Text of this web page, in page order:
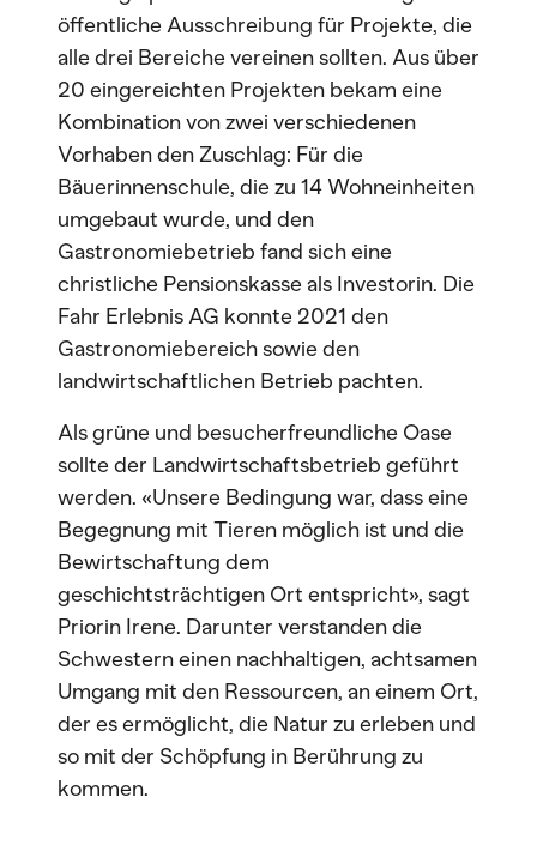
öffentliche Ausschreibung für Projekte, die
alle drei Bereiche vereinen sollten. Aus über
20 eingereichten Projekten bekam eine
Kombination von zwei verschiedenen
Vorhaben den Zuschlag: Für die
Bäuerinnenschule, die zu 14 Wohneinheiten
umgebaut wurde, und den
Gastronomiebetrieb fand sich eine
christliche Pensionskasse als Investorin. Die
Fahr Erlebnis AG konnte 2021 den
Gastronomiebereich sowie den
landwirtschaftlichen Betrieb pachten.
Als grüne und besucherfreundliche Oase
sollte der Landwirtschaftsbetrieb geführt
werden. «Unsere Bedingung war, dass eine
Begegnung mit Tieren möglich ist und die
Bewirtschaftung dem
geschichtsträchtigen Ort entspricht», sagt
Priorin Irene. Darunter verstanden die
Schwestern einen nachhaltigen, achtsamen
Umgang mit den Ressourcen, an einem Ort,
der es ermöglicht, die Natur zu erleben und
so mit der Schöpfung in Berührung zu
kommen.